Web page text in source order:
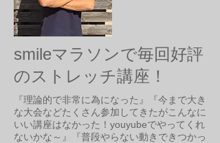
smileマラソンで毎回好評
のストレッチ講座！
『理論的で非常に為になった』『今まで大き
な大会などたくさん参加してきたがこんなに
いい講座はなかった！youyubeでやってくれ
ないかな～』『普段やらない動きできつかっ